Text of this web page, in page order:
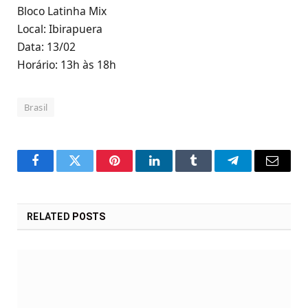
Bloco Latinha Mix
Local: Ibirapuera
Data: 13/02
Horário: 13h às 18h
Brasil
FacebookTwitter PinterestLinkedInTumblr TelegramEmail
RELATED POSTS